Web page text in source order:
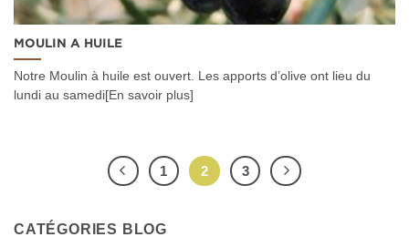
MOULIN A HUILE
Notre Moulin à huile est ouvert. Les apports d’olive ont lieu du
lundi au samedi[En savoir plus]
1 2 3
CATÉGORIES BLOG